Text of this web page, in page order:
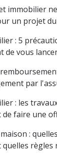
immobilier
un projet
: 5
de vous
par
: les
faire une
: quelles
règles